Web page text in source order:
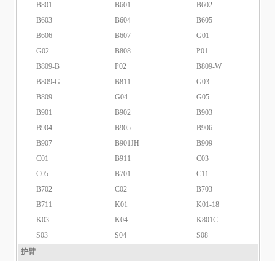
B801
B601
B602
B603
B604
B605
B606
B607
G01
G02
B808
P01
B809-B
P02
B809-W
B809-G
B811
G03
B809
G04
G05
B901
B902
B903
B904
B905
B906
B907
B901JH
B909
C01
B911
C03
C05
B701
C11
B702
C02
B703
B711
K01
K01-18
K03
K04
K801C
S03
S04
S08
护臂